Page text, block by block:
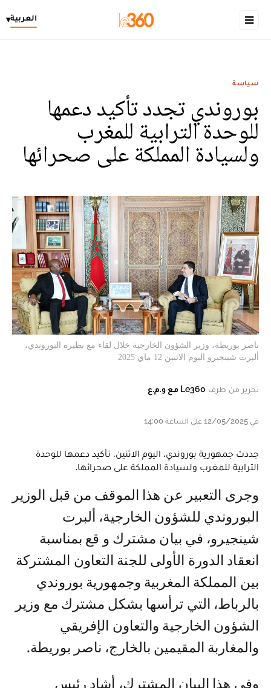
العربية▾
سياسة
بوروندي تجدد تأكيد دعمها
للوحدة الترابية للمغرب
ولسيادة المملكة على صحرائها
ناصر بوريطة، وزير الشؤون الخارجية خلال لقاء مع نظيره البوروندي،
ألبرت شينجيرو اليوم الاثنين 12 ماي 2025
تحرير من طرف Le360 مع و.م.ع
في 12/05/2025 على الساعة 14:00
جددت جمهورية بوروندي، اليوم الاثنين، تأكيد دعمها للوحدة
الترابية للمغرب ولسيادة المملكة على صحرائها.
وجرى التعبير عن هذا الموقف من قبل الوزير
البوروندي للشؤون الخارجية، ألبرت
شينجيرو، في بيان مشترك و قع بمناسبة
انعقاد الدورة الأولى للجنة التعاون المشتركة
بين المملكة المغربية وجمهورية بوروندي
بالرباط، التي ترأسها بشكل مشترك مع وزير
الشؤون الخارجية والتعاون الإفريقي
والمغاربة المقيمين بالخارج، ناصر بوريطة.
وفي هذا البيان المشترك، أشاد رئيس